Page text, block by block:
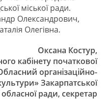
міської ради.
Олександрович,
Олегівна.
Оксана Костур,
кабінету початкової
організаційно-
Закарпатської
обласної ради, секретар